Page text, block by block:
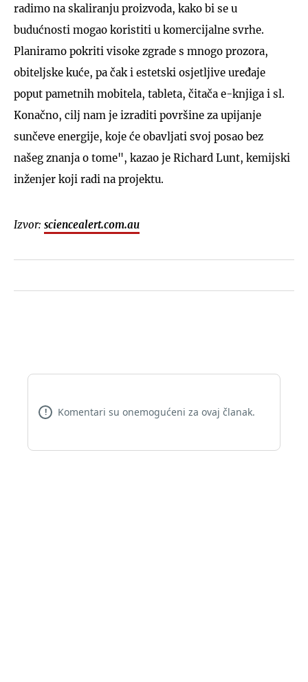
radimo na skaliranju proizvoda, kako bi se u
budućnosti mogao koristiti u komercijalne svrhe.
Planiramo pokriti visoke zgrade s mnogo prozora,
obiteljske kuće, pa čak i estetski osjetljive uređaje
poput pametnih mobitela, tableta, čitača e-knjiga i sl.
Konačno, cilj nam je izraditi površine za upijanje
sunčeve energije, koje će obavljati svoj posao bez
našeg znanja o tome", kazao je Richard Lunt, kemijski
inženjer koji radi na projektu.
Izvor: sciencealert.com.au
! Komentari su onemogućeni za ovaj članak.